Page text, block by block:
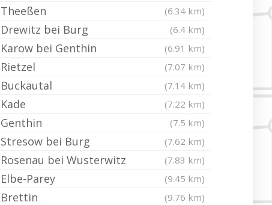
Theeßen (6.34 km)
Drewitz bei Burg (6.4 km)
Karow bei Genthin (6.91 km)
Rietzel (7.07 km)
Buckautal (7.14 km)
Kade (7.22 km)
Genthin (7.5 km)
Stresow bei Burg (7.62 km)
Rosenau bei Wusterwitz (7.83 km)
Elbe-Parey (9.45 km)
Brettin (9.76 km)